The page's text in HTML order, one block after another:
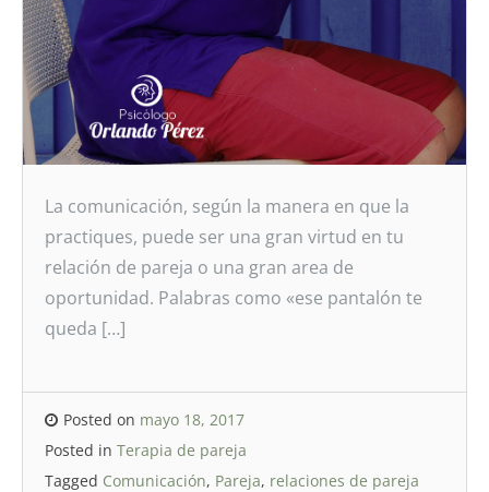
La comunicación, según la manera en que la
practiques, puede ser una gran virtud en tu
relación de pareja o una gran area de
oportunidad. Palabras como «ese pantalón te
queda […]
Posted on mayo 18, 2017
Posted in Terapia de pareja
Tagged Comunicación, Pareja, relaciones de pareja